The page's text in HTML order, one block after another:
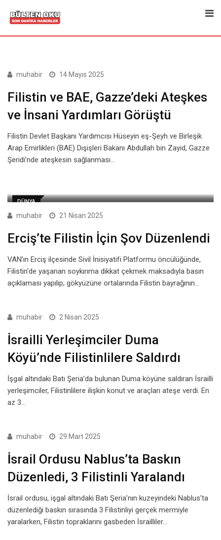
muhabir 14 Mayıs 2025
Filistin ve BAE, Gazze’deki Ateşkes
ve İnsani Yardımları Görüştü
Filistin Devlet Başkanı Yardımcısı Hüseyin eş-Şeyh ve Birleşik
Arap Emirlikleri (BAE) Dışişleri Bakanı Abdullah bin Zayid, Gazze
Şeridi’nde ateşkesin sağlanması…
DÜNYA
muhabir 21 Nisan 2025
Erciş’te Filistin İçin Şov Düzenlendi
VAN’ın Erciş ilçesinde Sivil İnisiyatifi Platformu öncülüğünde,
Filistin‘de yaşanan soykırıma dikkat çekmek maksadıyla basın
açıklaması yapılıp; gökyüzüne ortalarında Filistin bayrağının…
muhabir 2 Nisan 2025
İsrailli Yerleşimciler Duma
Köyü’nde Filistinlilere Saldırdı
İşgal altındaki Batı Şeria’da bulunan Duma köyüne saldıran İsrailli
yerleşimciler, Filistinlilere ilişkin konut ve araçları ateşe verdi. En
az 3…
muhabir 29 Mart 2025
İsrail Ordusu Nablus’ta Baskın
Düzenledi, 3 Filistinli Yaralandı
İsrail ordusu, işgal altındaki Batı Şeria’nın kuzeyindeki Nablus’ta
düzenlediği baskın sırasında 3 Filistinliyi gerçek mermiyle
yaralarken, Filistin topraklarını gasbeden İsrailliler…